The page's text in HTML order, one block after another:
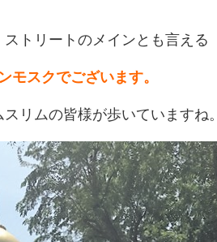
ストリートのメインとも言える
モスクでございます。
リムの皆様が歩いていますね。